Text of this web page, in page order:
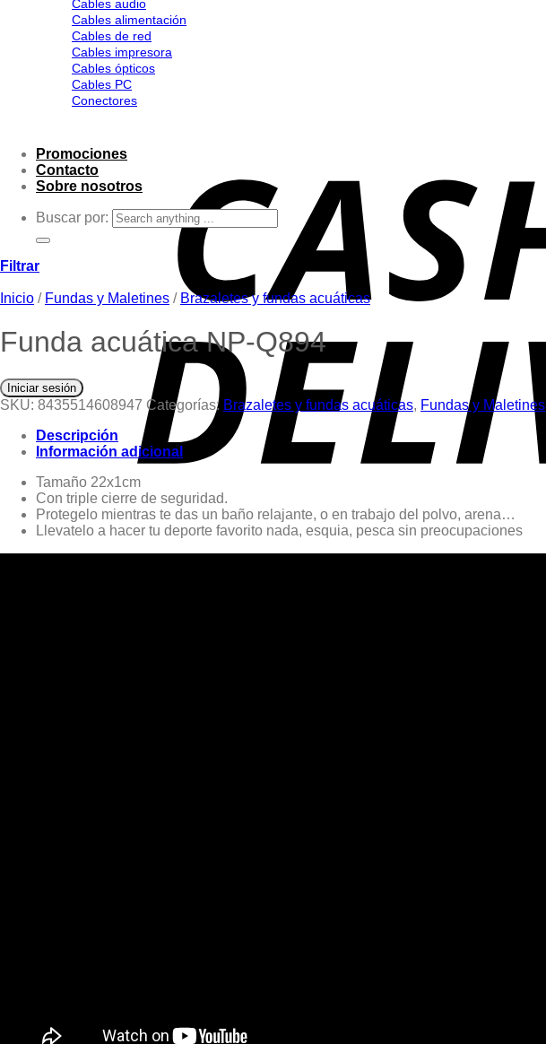
Cables audio
Cables alimentación
Cables de red
Cables impresora
Cables ópticos
Cables PC
Conectores
Promociones
Contacto
Sobre nosotros
Buscar por:
Filtrar
Inicio / Fundas y Maletines / Brazaletes y fundas acuáticas
Funda acuática NP-Q894
Iniciar sesión
SKU: 8435514608947 Categorías: Brazaletes y fundas acuáticas, Fundas y Maletines
Descripción
Información adicional
Tamaño 22x1cm
Con triple cierre de seguridad.
Protegelo mientras te das un baño relajante, o en trabajo del polvo, arena…
Llevatelo a hacer tu deporte favorito nada, esquia, pesca sin preocupaciones